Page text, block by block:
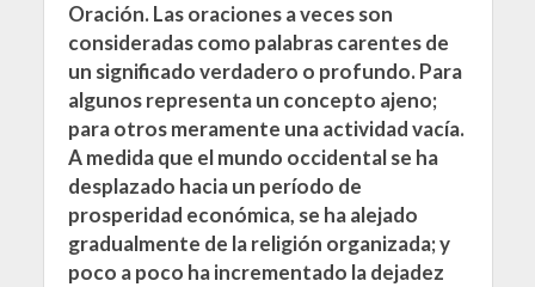
Oración. Las oraciones a veces son
consideradas como palabras carentes de
un significado verdadero o profundo. Para
algunos representa un concepto ajeno;
para otros meramente una actividad vacía.
A medida que el mundo occidental se ha
desplazado hacia un período de
prosperidad económica, se ha alejado
gradualmente de la religión organizada; y
poco a poco ha incrementado la dejadez